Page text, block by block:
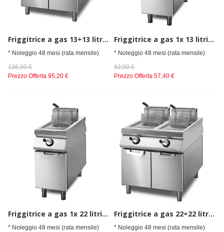
Friggitrice a gas 13+13 litri su vano con porte
* Noleggio 48 mesi (rata mensile)
136,00 €
Prezzo Offerta 95,20 €
Friggitrice a gas 1x 13 litri su vano con porte
* Noleggio 48 mesi (rata mensile)
82,00 €
Prezzo Offerta 57,40 €
Friggitrice a gas 1x 22 litri su vano con porte
* Noleggio 48 mesi (rata mensile)
Friggitrice a gas 22+22 litri su vano con porte
* Noleggio 48 mesi (rata mensile)